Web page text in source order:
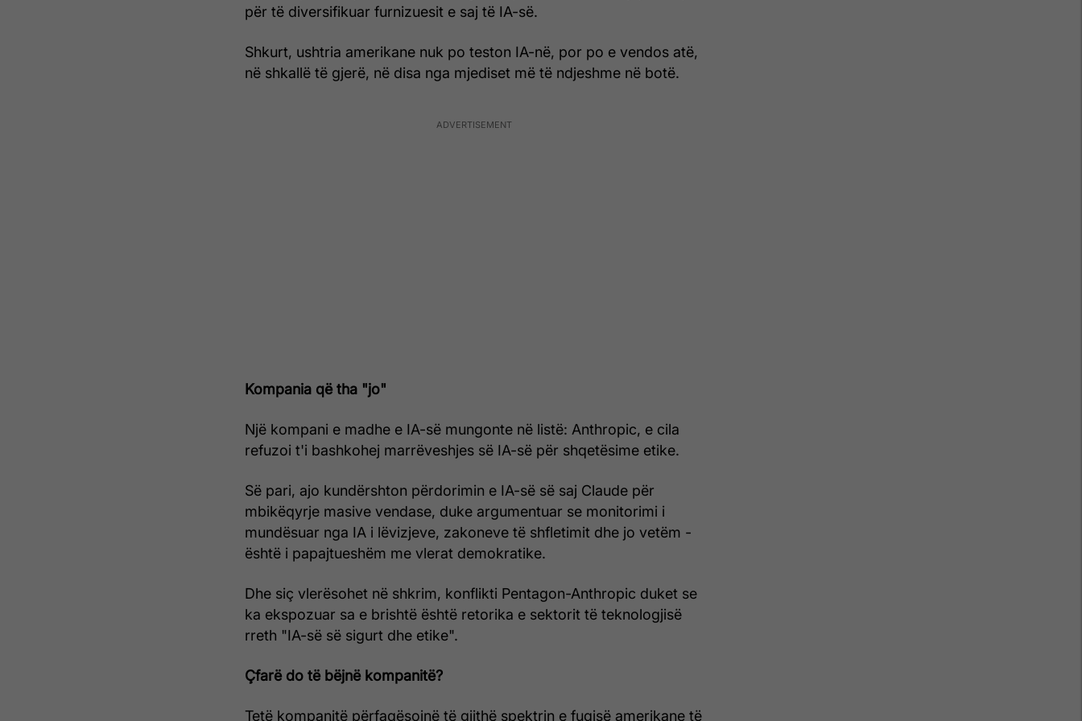
për të diversifikuar furnizuesit e saj të IA-së.
Shkurt, ushtria amerikane nuk po teston IA-në, por po e vendos atë,
në shkallë të gjerë, në disa nga mjediset më të ndjeshme në botë.
Kompania që tha "jo"
Një kompani e madhe e IA-së mungonte në listë: Anthropic, e cila
refuzoi t'i bashkohej marrëveshjes së IA-së për shqetësime etike.
Së pari, ajo kundërshton përdorimin e IA-së së saj Claude për
mbikëqyrje masive vendase, duke argumentuar se monitorimi i
mundësuar nga IA i lëvizjeve, zakoneve të shfletimit dhe jo vetëm -
është i papajtueshëm me vlerat demokratike.
Dhe siç vlerësohet në shkrim, konflikti Pentagon-Anthropic duket se
ka ekspozuar sa e brishtë është retorika e sektorit të teknologjisë
rreth "IA-së së sigurt dhe etike".
Çfarë do të bëjnë kompanitë?
Tetë kompanitë përfaqësojnë të gjithë spektrin e fuqisë amerikane të